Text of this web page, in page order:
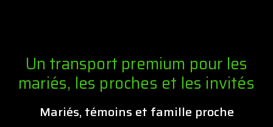
Un transport premium pour les
mariés, les proches et les invités
Mariés, témoins et famille proche